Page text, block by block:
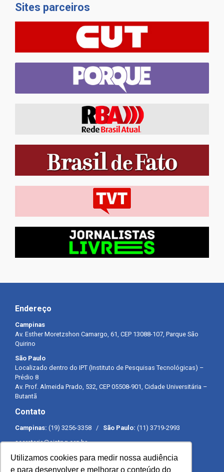
Utilizamos cookies para medir nossa audiência
e para desenvolver e melhorar o conteúdo do
Sites parceiros
Endereço
Campinas
Av. Esther Moretzshon Camargo, 61, CEP 13088-107, Parque São
Quirino
São Paulo
Localizado dentro do IPT (Instituto de Pesquisas Tecnológicas) –
Prédio 8
Av. Prof. Almeida Prado, 532, CEP 05508-901, Cidade Universitária –
Butantã
Contato
Campinas: (19) 3256-3358 / São Paulo: (11) 3719-2993
secretaria@sintpq.org.br
Expediente